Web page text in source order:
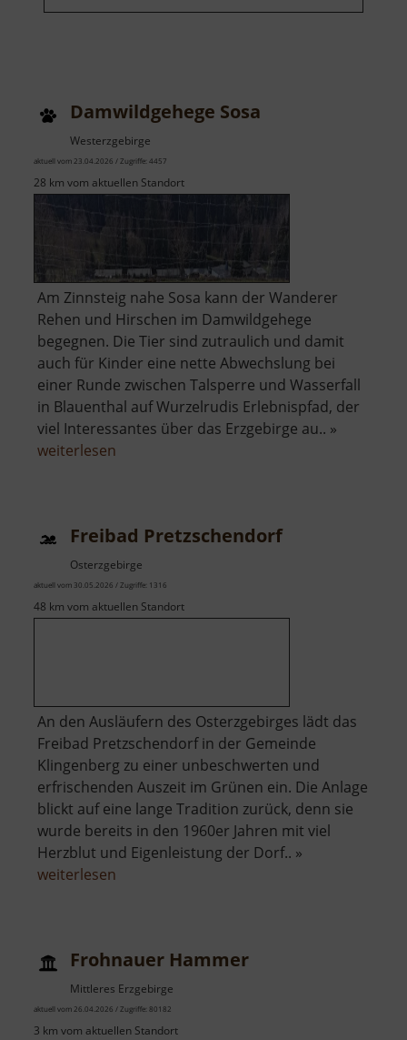
Damwildgehege Sosa
Westerzgebirge
aktuell vom 23.04.2026 / Zugriffe: 4457
28 km vom aktuellen Standort
Am Zinnsteig nahe Sosa kann der Wanderer
Rehen und Hirschen im Damwildgehege
begegnen. Die Tier sind zutraulich und damit
auch für Kinder eine nette Abwechslung bei
einer Runde zwischen Talsperre und Wasserfall
in Blauenthal auf Wurzelrudis Erlebnispfad, der
viel Interessantes über das Erzgebirge au.. »
weiterlesen
Freibad Pretzschendorf
Osterzgebirge
aktuell vom 30.05.2026 / Zugriffe: 1316
48 km vom aktuellen Standort
An den Ausläufern des Osterzgebirges lädt das
Freibad Pretzschendorf in der Gemeinde
Klingenberg zu einer unbeschwerten und
erfrischenden Auszeit im Grünen ein. Die Anlage
blickt auf eine lange Tradition zurück, denn sie
wurde bereits in den 1960er Jahren mit viel
Herzblut und Eigenleistung der Dorf.. »
weiterlesen
Frohnauer Hammer
Mittleres Erzgebirge
aktuell vom 26.04.2026 / Zugriffe: 80182
3 km vom aktuellen Standort